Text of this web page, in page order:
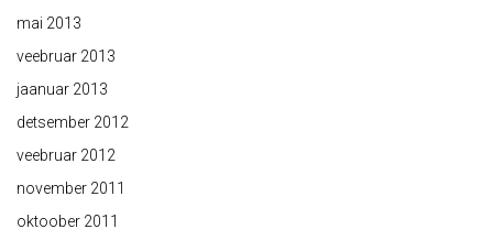
mai 2013
veebruar 2013
jaanuar 2013
detsember 2012
veebruar 2012
november 2011
oktoober 2011